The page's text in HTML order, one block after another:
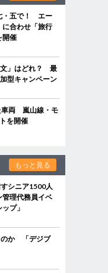
・五で！ エー
に合わせ「旅行
開催
文」はどれ？ 最
型キャンペーン
車両 嵐山線・モ
を開催
もっと見る
シニア1500人
理代務員イベ
プ」
のか 「デジブ